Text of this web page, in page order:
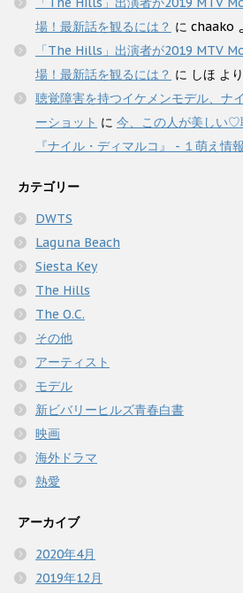
場！最新話を観るには？ に chaako
「The Hills」出演者が2019 MTV
場！最新話を観るには？ に しほ より
聴覚障害を持つイケメンモデル、ナ
ーショット に 今、この人が美しい♡
『ナイル・ディマルコ』 - １萌え情報
カテゴリー
DWTS
Laguna Beach
Siesta Key
The Hills
The O.C.
その他
アーティスト
モデル
新ビバリーヒルズ青春白書
映画
海外ドラマ
熱愛
アーカイブ
2020年4月
2019年12月